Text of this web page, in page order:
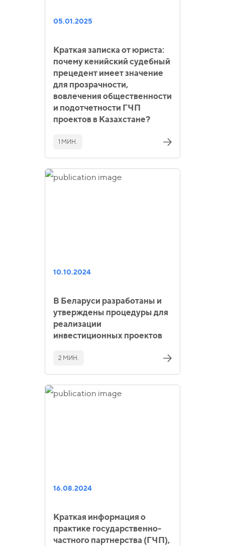
05.01.2025
Краткая записка от юриста:
почему кенийский судебный
прецедент имеет значение
для прозрачности,
вовлечения общественности
и подотчетности ГЧП
проектов в Казахстане?
1 МИН.
10.10.2024
В Беларуси разработаны и
утверждены процедуры для
реализации
инвестиционных проектов
2 МИН.
16.08.2024
Краткая информация о
практике государственно-
частного партнерства (ГЧП),